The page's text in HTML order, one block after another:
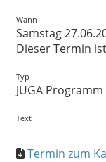
Wann
Samstag
Dieser Termin
Typ
JUGA Programm
Text
Termin zum